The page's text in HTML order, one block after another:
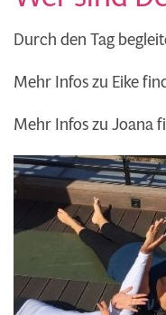
Durch den Tag
Mehr Infos zu Eike
Mehr Infos zu Joana